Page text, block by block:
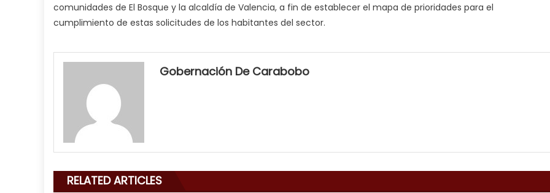
comunidades de El Bosque y la alcaldía de Valencia, a fin de establecer el mapa de prioridades para el
cumplimiento de estas solicitudes de los habitantes del sector.
my
neighbor
his
cum,
Gobernación De Carabobo
RELATED ARTICLES